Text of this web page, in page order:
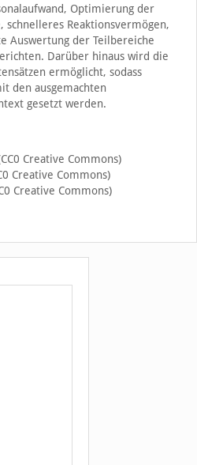
Optimierung der
schnelleres Reaktionsvermögen,
Auswertung der Teilbereiche
Darüber hinaus wird die
ermöglicht, sodass
den ausgemachten
gesetzt werden.
Creative Commons)
Creative Commons)
Creative Commons)